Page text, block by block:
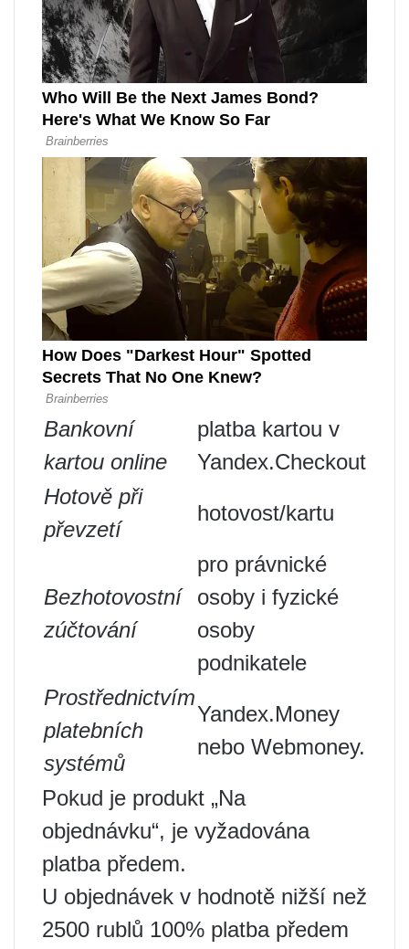
Bankovní
kartou online
platba kartou v
Yandex.Checkout
Hotově při
převzetí
hotovost/kartu
Bezhotovostní
zúčtování
pro právnické
osoby i fyzické
osoby
podnikatele
Prostřednictvím
platebních
systémů
Yandex.Money
nebo Webmoney.
Pokud je produkt „Na
objednávku“, je vyžadována
platba předem.
U objednávek v hodnotě nižší než
2500 rublů 100% platba předem